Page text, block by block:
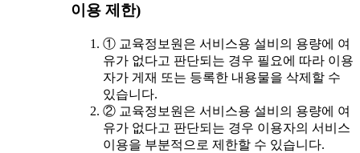
이용 제한)
① 교육정보원은 서비스용 설비의 용량에 여
유가 없다고 판단되는 경우 필요에 따라 이용
자가 게재 또는 등록한 내용물을 삭제할 수
있습니다.
② 교육정보원은 서비스용 설비의 용량에 여
유가 없다고 판단되는 경우 이용자의 서비스
이용을 부분적으로 제한할 수 있습니다.